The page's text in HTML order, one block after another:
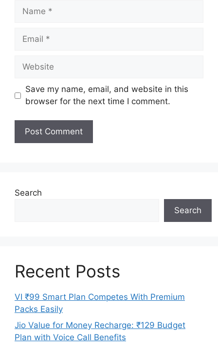
Name
Email
Website
Save my name, email, and website in this
browser for the next time I comment.
Search
Search
Recent Posts
VI ₹99 Smart Plan Competes With Premium
Packs Easily
Jio Value for Money Recharge: ₹129 Budget
Plan with Voice Call Benefits